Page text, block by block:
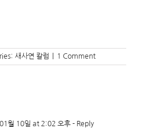
새사연 칼럼 1 Comment
월 10일 at 2:02 오후 - Reply